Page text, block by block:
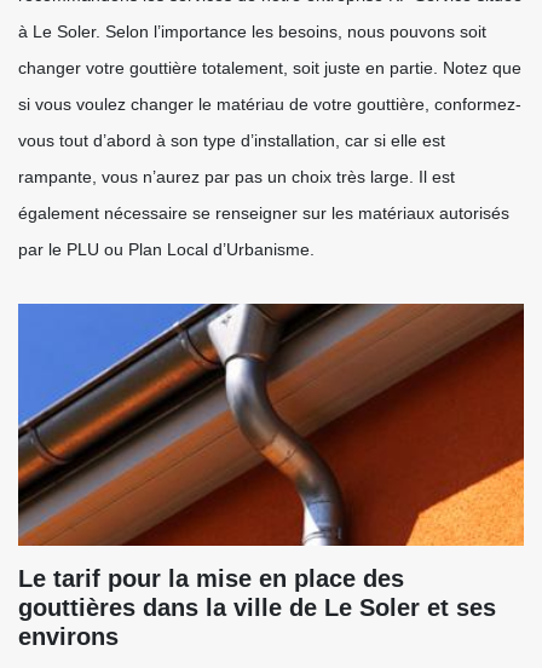
à Le Soler. Selon l’importance les besoins, nous pouvons soit
changer votre gouttière totalement, soit juste en partie. Notez que
si vous voulez changer le matériau de votre gouttière, conformez-
vous tout d’abord à son type d’installation, car si elle est
rampante, vous n’aurez par pas un choix très large. Il est
également nécessaire se renseigner sur les matériaux autorisés
par le PLU ou Plan Local d’Urbanisme.
Le tarif pour la mise en place des
gouttières dans la ville de Le Soler et ses
environs